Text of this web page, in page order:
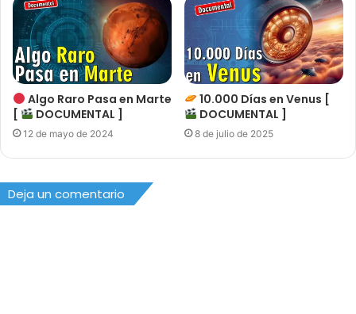
Algo Raro Pasa en Marte
[
DOCUMENTAL ]
12 de mayo de 2024
10.000 Días en Venus [
DOCUMENTAL ]
8 de julio de 2025
Deja un comentario